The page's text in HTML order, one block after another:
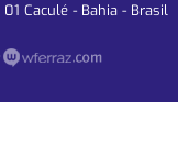
Caculé - Bahia - Brasil